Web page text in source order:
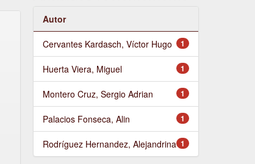
Autor
1
Cervantes Kardasch, Víctor Hugo
1
Huerta Viera, Miguel
1
Montero Cruz, Sergio Adrian
1
Palacios Fonseca, Alin
1
Rodríguez Hernandez, Alejandrina